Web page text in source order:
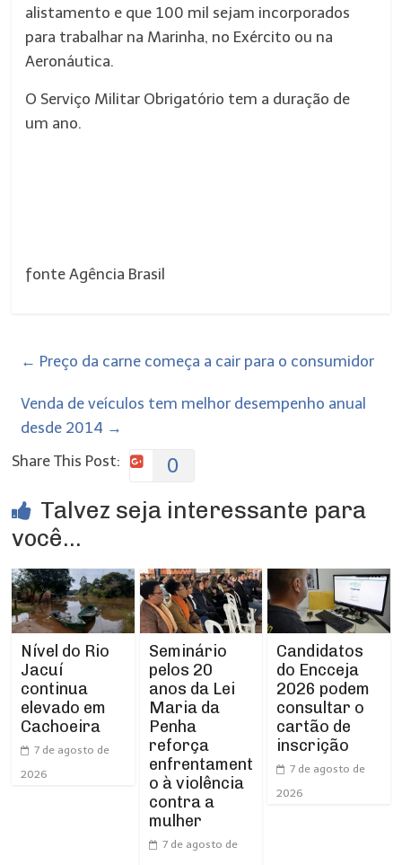
alistamento e que 100 mil sejam incorporados
para trabalhar na Marinha, no Exército ou na
Aeronáutica.
O Serviço Militar Obrigatório tem a duração de
um ano.
fonte Agência Brasil
← Preço da carne começa a cair para o consumidor
Venda de veículos tem melhor desempenho anual
desde 2014 →
Share This Post:
0
Talvez seja interessante para
você...
Nível do Rio
Jacuí
continua
elevado em
Cachoeira
7 de agosto de
2026
Seminário
pelos 20
anos da Lei
Maria da
Penha
reforça
enfrentament
o à violência
contra a
mulher
7 de agosto de
Candidatos
do Encceja
2026 podem
consultar o
cartão de
inscrição
7 de agosto de
2026